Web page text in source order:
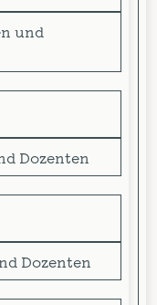
und
Dozenten
Dozenten